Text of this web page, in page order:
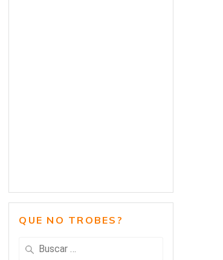
QUE NO TROBES?
Buscar: